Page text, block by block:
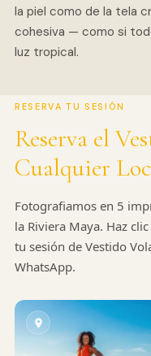
la piel como de la tela
cohesiva — como si
luz tropical.
RESERVA TU SESIÓN
Reserva el
Cualquier
Fotografiamos en 5
la Riviera Maya. Haz
tu sesión de Vestido
WhatsApp.